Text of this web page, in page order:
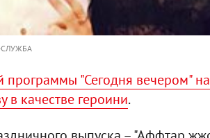
программы "Сегодня вечером"
в качестве героини.